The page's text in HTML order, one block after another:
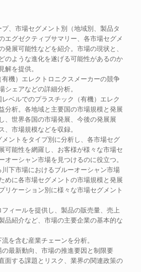
、市場セグメント別（地域別、製品タ
エグゼクティブサマリー、各市場セグメ
発展可能性などを紹介。市場の現状と、
のような進化を遂げる可能性があるのか
を提供。
機）エレクトロニクスメーカーの競争
ェアなどの詳細分析。
ベルでのプラスチック（有機）エレク
分析。各地域と主要国の市場規模と発展
、世界各国の市場発展、今後の発展展
市場規模などを収録。
ントをタイプ別に分析し、各市場セグ
可能性を網羅し、お客様が様々な市場セ
オーシャン市場を見つけるのに役立つ。
下市場におけるブルーオーシャン市場
めに各市場セグメントの市場規模と発展
リケーション別に様々な市場セグメント
ィールを提供し、製品の販売量、売上
品紹介など、市場の主要企業の基本的な
を含む産業チェーンを分析。
最新動向、市場の推進要因と制限要
面する課題とリスク、業界の関連政策の